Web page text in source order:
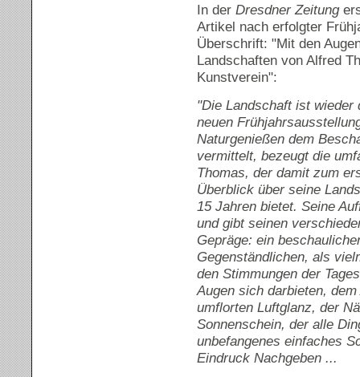
In der Dresdner Zeitung
Artikel nach erfolgter
Überschrift: "Mit den
Landschaften von Alfred
Kunstverein":
"Die Landschaft ist wieder
neuen
Naturgenießen dem
vermittelt, bezeugt die
Thomas, der damit zum
Überblick über seine
15 Jahren bietet. Seine
und gibt seinen
Gepräge: ein
Gegenständlichen, als
den Stimmungen der
Augen sich darbieten,
umflorten Luftglanz, der
Sonnenschein, der alle
unbefangenes einfaches
Eindruck Nachgeben ...